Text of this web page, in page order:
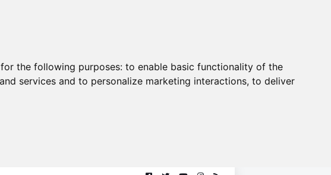
the following purposes: to enable basic functionality of the
services and to personalize marketing interactions, to deliver